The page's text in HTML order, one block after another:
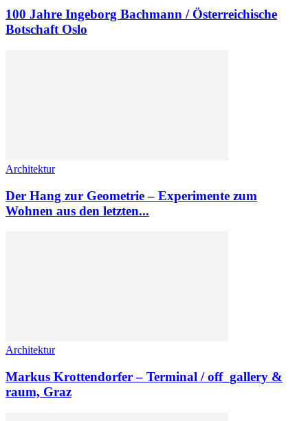
100 Jahre Ingeborg Bachmann / Österreichische
Botschaft Oslo
Architektur
Der Hang zur Geometrie – Experimente zum
Wohnen aus den letzten...
Architektur
Markus Krottendorfer – Terminal / off_gallery &
raum, Graz